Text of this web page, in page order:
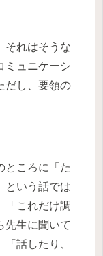
それはそうな
ミュニケーシ
だし、要領の
ところに「た
という話では
「これだけ調
先生に聞いて
話したり、